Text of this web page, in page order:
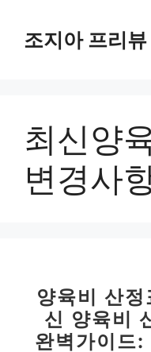
조지아 프리뷰
최신양
변경사
양육비 산
신 양육비
완벽가이드: